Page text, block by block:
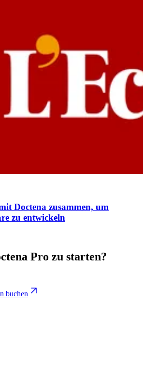
Doctena zusammen, um
zu entwickeln
Pro zu starten?
buchen